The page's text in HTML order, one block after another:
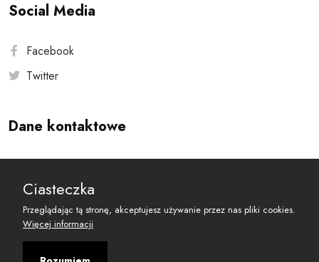
Social Media
Facebook
Twitter
Dane kontaktowe
reset@resetobywatelski.pl
Ciasteczka
Przeglądając tą stronę, akceptujesz używanie przez nas pliki cookies.
Więcej informacji